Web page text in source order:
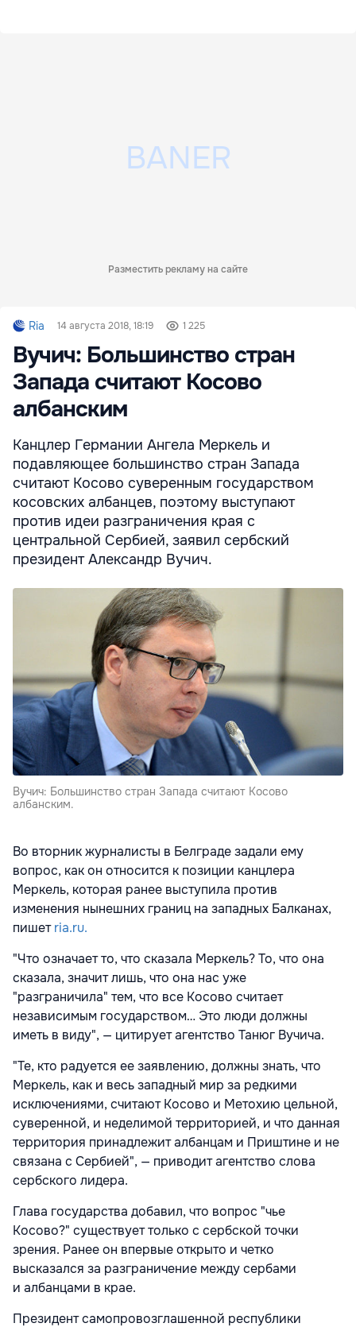
Разместить рекламу на сайте
Ria 14 августа 2018, 18:19 1 225
Вучич: Большинство стран
Запада считают Косово
албанским
Канцлер Германии Ангела Меркель и
подавляющее большинство стран Запада
считают Косово суверенным государством
косовских албанцев, поэтому выступают
против идеи разграничения края с
центральной Сербией, заявил сербский
президент Александр Вучич.
Вучич: Большинство стран Запада считают Косово
албанским.
Во вторник журналисты в Белграде задали ему
вопрос, как он относится к позиции канцлера
Меркель, которая ранее выступила против
изменения нынешних границ на западных Балканах,
пишетria.ru.
"Что означает то, что сказала Меркель? То, что она
сказала, значит лишь, что она нас уже
"разграничила" тем, что все Косово считает
независимым государством… Это люди должны
иметь в виду", — цитирует агентство Танюг Вучича.
"Те, кто радуется ее заявлению, должны знать, что
Меркель, как и весь западный мир за редкими
исключениями, считают Косово и Метохию цельной,
суверенной, и неделимой территорией, и что данная
территория принадлежит албанцам и Приштине и не
связана с Сербией", — приводит агентство слова
сербского лидера.
Глава государства добавил, что вопрос "чье
Косово?" существует только с сербской точки
зрения. Ранее он впервые открыто и четко
высказался за разграничение между сербами
и албанцами в крае.
Президент самопровозглашенной республики